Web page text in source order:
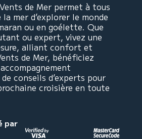
de Mer permet à tous
la mer d’explorer le monde
ou en goélette. Que
ou expert, vivez une
alliant confort et
de Mer, bénéficiez
conseils d’experts pour
croisière en toute
par